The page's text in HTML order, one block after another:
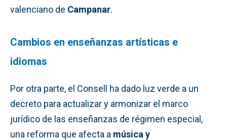
valenciano de Campanar.
Cambios en enseñanzas artísticas e
idiomas
Por otra parte, el Consell ha dado luz verde a un
decreto para actualizar y armonizar el marco
jurídico de las enseñanzas de régimen especial,
una reforma que afecta a música y